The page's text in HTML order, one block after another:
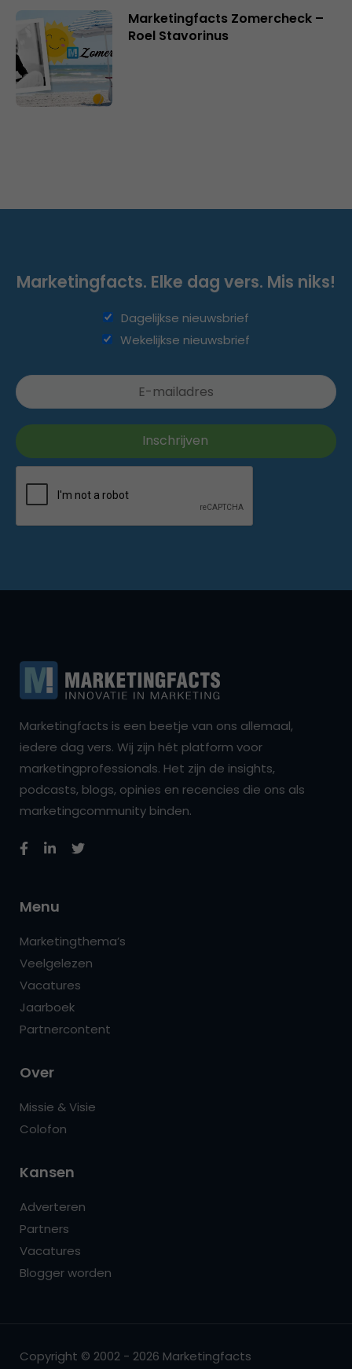
Marketingfacts Zomercheck –
Roel Stavorinus
Marketingfacts. Elke dag vers. Mis niks!
Dagelijkse nieuwsbrief
Wekelijkse nieuwsbrief
Marketingfacts is een beetje van ons allemaal,
iedere dag vers. Wij zijn hét platform voor
marketingprofessionals. Het zijn de insights,
podcasts, blogs, opinies en recencies die ons als
marketingcommunity binden.
Menu
Marketingthema’s
Veelgelezen
Vacatures
Jaarboek
Partnercontent
Over
Missie & Visie
Colofon
Kansen
Adverteren
Partners
Vacatures
Blogger worden
Copyright © 2002 - 2026 Marketingfacts